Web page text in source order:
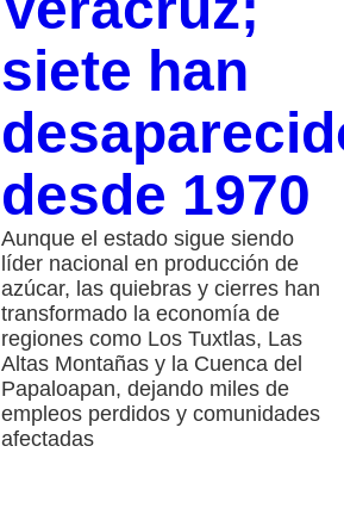
siete han
desde 1970
Aunque el estado sigue siendo
líder nacional en producción de
azúcar, las quiebras y cierres han
transformado la economía de
regiones como Los Tuxtlas, Las
Altas Montañas y la Cuenca del
Papaloapan, dejando miles de
empleos perdidos y comunidades
afectadas